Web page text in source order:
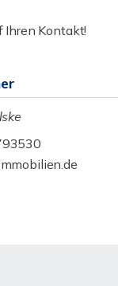
Ihren Kontakt!